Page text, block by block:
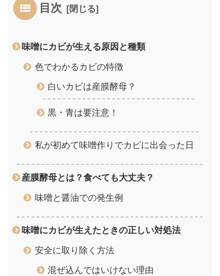
目次
味噌にカビが生える原因と種類
色でわかるカビの特徴
白いカビは産膜酵母？
黒・青は要注意！
私が初めて味噌作りでカビに出会った日
産膜酵母とは？食べても大丈夫？
味噌と醤油での発生例
味噌にカビが生えたときの正しい対処法
安全に取り除く方法
混ぜ込んではいけない理由